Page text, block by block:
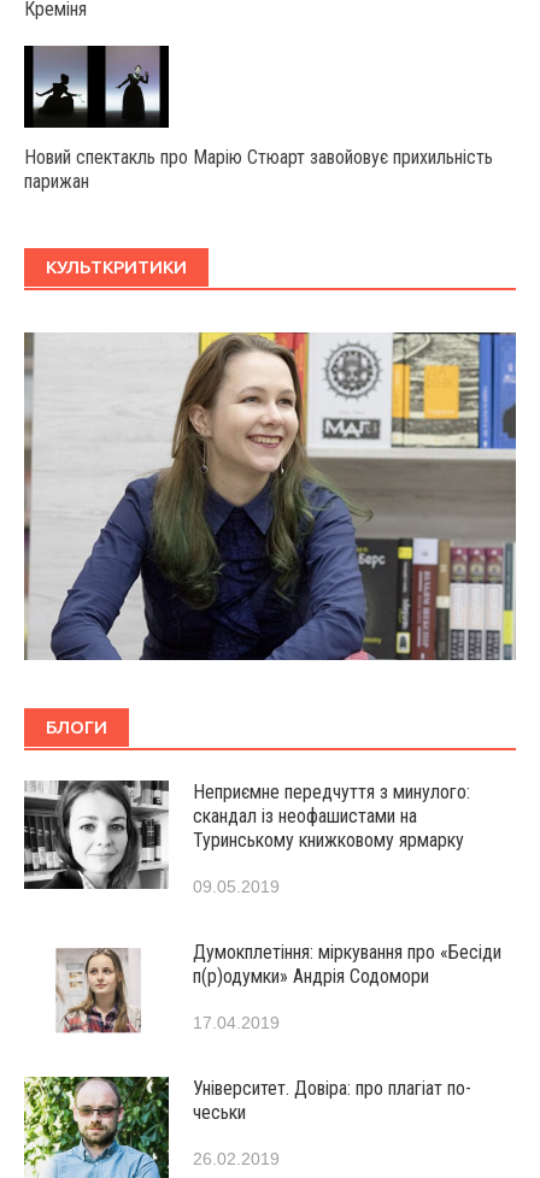
Креміня
Новий спектакль про Марію Стюарт завойовує прихильність
парижан
КУЛЬТКРИТИКИ
БЛОГИ
Неприємне передчуття з минулого:
скандал із неофашистами на
Туринському книжковому ярмарку
09.05.2019
Думокплетіння: міркування про «Бесіди
п(р)одумки» Андрія Содомори
17.04.2019
Університет. Довіра: про плагіат по-
чеськи
26.02.2019